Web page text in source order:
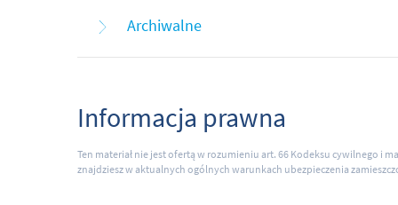
Archiwalne
Informacja prawna
Ten materiał nie jest ofertą w rozumieniu art. 66 Kodeksu cywilnego i
znajdziesz w aktualnych ogólnych warunkach ubezpieczenia